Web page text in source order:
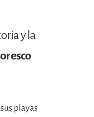
y la
playas